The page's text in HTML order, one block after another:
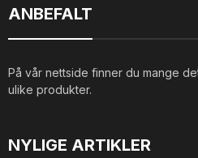
ANBEFALT
På vår nettside finner du mange
ulike produkter.
NYLIGE ARTIKLER